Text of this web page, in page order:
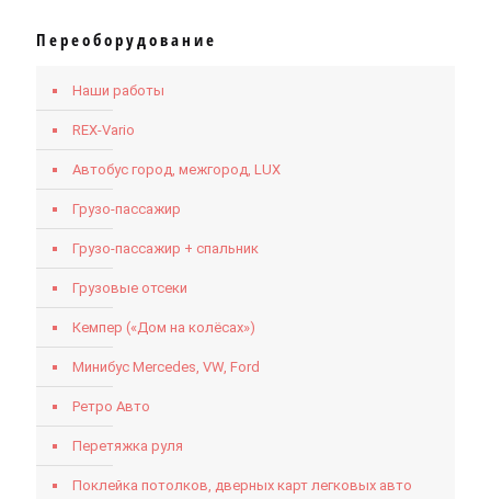
Переоборудование
Наши работы
REX-Vario
Автобус город, межгород, LUX
Грузо-пассажир
Грузо-пассажир + спальник
Грузовые отсеки
Кемпер («Дом на колёсах»)
Минибус Mercedes, VW, Ford
Ретро Авто
Перетяжка руля
Поклейка потолков, дверных карт легковых авто